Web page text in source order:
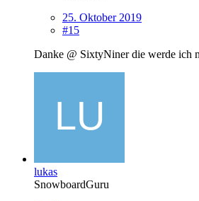
25. Oktober 2019
#15
Danke @ SixtyNiner die werde ich
lukas
SnowboardGuru